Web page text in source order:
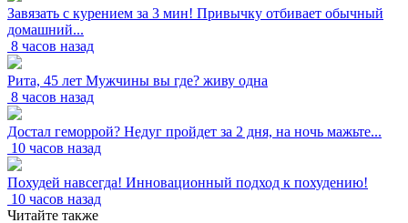
Завязать с курением за 3 мин! Привычку отбивает обычный
домашний...
8 часов назад
Рита, 45 лет Мужчины вы где? живу одна
8 часов назад
Достал геморрой? Недуг пройдет за 2 дня, на ночь мажьте...
10 часов назад
Похудей навсегда! Инновационный подход к похудению!
10 часов назад
Читайте также